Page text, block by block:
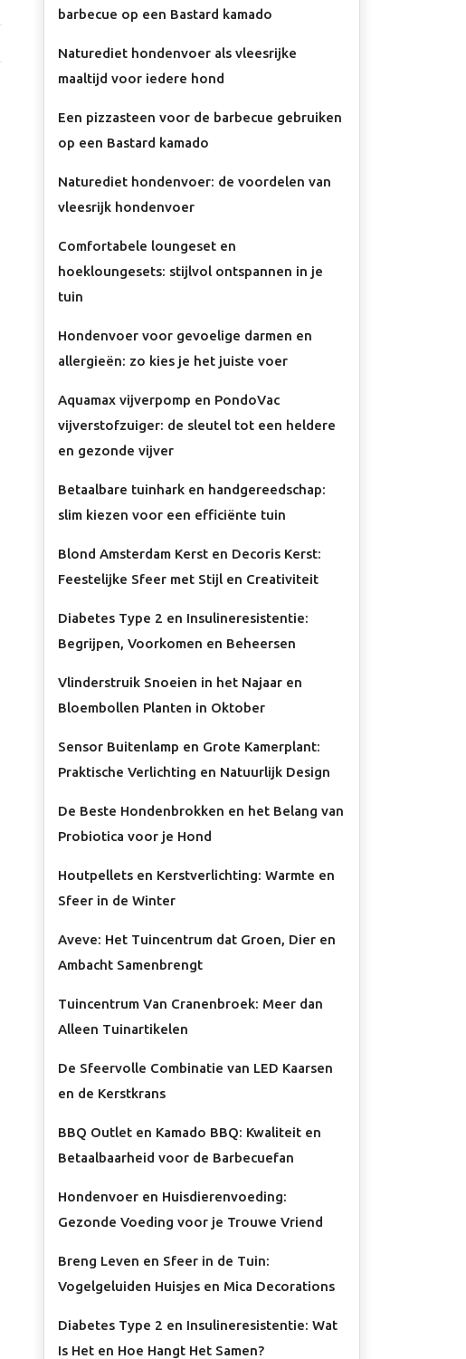
barbecue op een Bastard kamado
Naturediet hondenvoer als vleesrijke
maaltijd voor iedere hond
Een pizzasteen voor de barbecue gebruiken
op een Bastard kamado
Naturediet hondenvoer: de voordelen van
vleesrijk hondenvoer
Comfortabele loungeset en
hoekloungesets: stijlvol ontspannen in je
tuin
Hondenvoer voor gevoelige darmen en
allergieën: zo kies je het juiste voer
Aquamax vijverpomp en PondoVac
vijverstofzuiger: de sleutel tot een heldere
en gezonde vijver
Betaalbare tuinhark en handgereedschap:
slim kiezen voor een efficiënte tuin
Blond Amsterdam Kerst en Decoris Kerst:
Feestelijke Sfeer met Stijl en Creativiteit
Diabetes Type 2 en Insulineresistentie:
Begrijpen, Voorkomen en Beheersen
Vlinderstruik Snoeien in het Najaar en
Bloembollen Planten in Oktober
Sensor Buitenlamp en Grote Kamerplant:
Praktische Verlichting en Natuurlijk Design
De Beste Hondenbrokken en het Belang van
Probiotica voor je Hond
Houtpellets en Kerstverlichting: Warmte en
Sfeer in de Winter
Aveve: Het Tuincentrum dat Groen, Dier en
Ambacht Samenbrengt
Tuincentrum Van Cranenbroek: Meer dan
Alleen Tuinartikelen
De Sfeervolle Combinatie van LED Kaarsen
en de Kerstkrans
BBQ Outlet en Kamado BBQ: Kwaliteit en
Betaalbaarheid voor de Barbecuefan
Hondenvoer en Huisdierenvoeding:
Gezonde Voeding voor je Trouwe Vriend
Breng Leven en Sfeer in de Tuin:
Vogelgeluiden Huisjes en Mica Decorations
Diabetes Type 2 en Insulineresistentie: Wat
Is Het en Hoe Hangt Het Samen?